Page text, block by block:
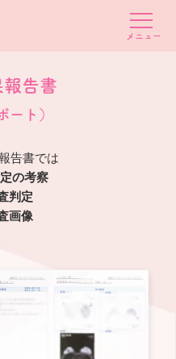
告書
ート）
告書では
考察
判定
画像